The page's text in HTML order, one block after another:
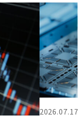
2026.07.17